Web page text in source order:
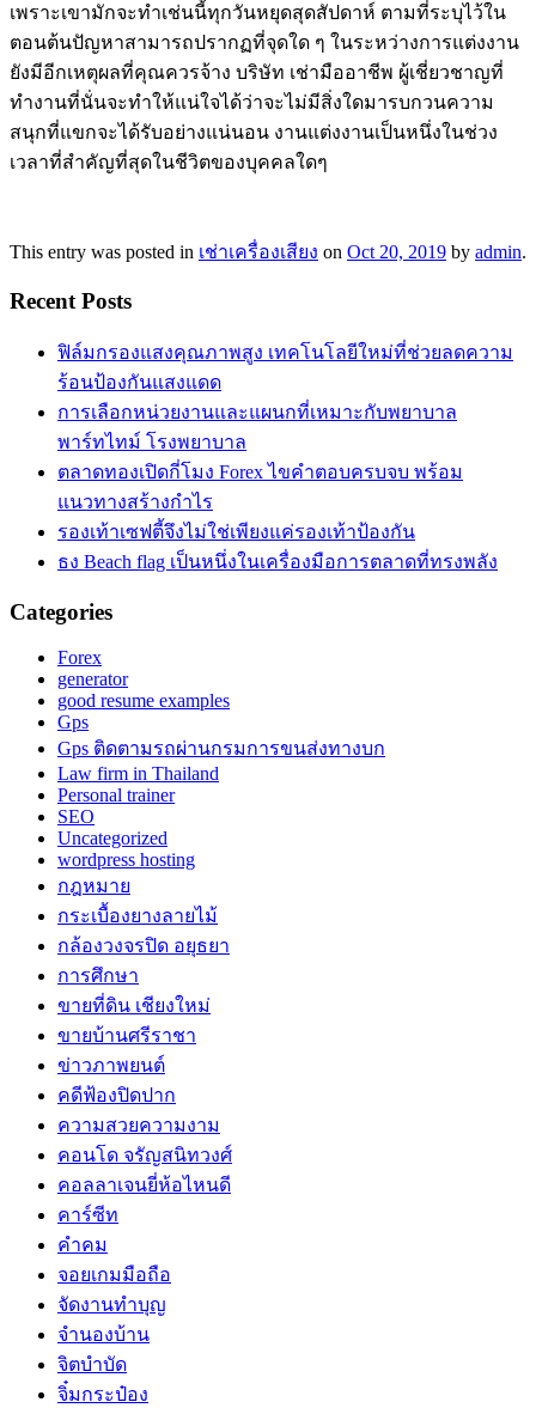
เพราะเขามักจะทำเช่นนี้ทุกวันหยุดสุดสัปดาห์ ตามที่ระบุไว้ใน
ตอนต้นปัญหาสามารถปรากฏที่จุดใด ๆ ในระหว่างการแต่งงาน
ยังมีอีกเหตุผลที่คุณควรจ้าง บริษัท เช่ามืออาชีพ ผู้เชี่ยวชาญที่
ทำงานที่นั่นจะทำให้แน่ใจได้ว่าจะไม่มีสิ่งใดมารบกวนความ
สนุกที่แขกจะได้รับอย่างแน่นอน งานแต่งงานเป็นหนึ่งในช่วง
เวลาที่สำคัญที่สุดในชีวิตของบุคคลใดๆ
This entry was posted in เช่าเครื่องเสียง on Oct 20, 2019 by admin.
Recent Posts
ฟิล์มกรองแสงคุณภาพสูง เทคโนโลยีใหม่ที่ช่วยลดความ
ร้อนป้องกันแสงแดด
การเลือกหน่วยงานและแผนกที่เหมาะกับพยาบาล
พาร์ทไทม์ โรงพยาบาล
ตลาดทองเปิดกี่โมง Forex ไขคำตอบครบจบ พร้อม
แนวทางสร้างกำไร
รองเท้าเซฟตี้จึงไม่ใช่เพียงแค่รองเท้าป้องกัน
ธง Beach flag เป็นหนึ่งในเครื่องมือการตลาดที่ทรงพลัง
Categories
Forex
generator
good resume examples
Gps
Gps ติดตามรถผ่านกรมการขนส่งทางบก
Law firm in Thailand
Personal trainer
SEO
Uncategorized
wordpress hosting
กฎหมาย
กระเบื้องยางลายไม้
กล้องวงจรปิด อยุธยา
การศึกษา
ขายที่ดิน เชียงใหม่
ขายบ้านศรีราชา
ข่าวภาพยนต์
คดีฟ้องปิดปาก
ความสวยความงาม
คอนโด จรัญสนิทวงศ์
คอลลาเจนยี่ห้อไหนดี
คาร์ซีท
คำคม
จอยเกมมือถือ
จัดงานทำบุญ
จำนองบ้าน
จิตบำบัด
จิ๋มกระป๋อง